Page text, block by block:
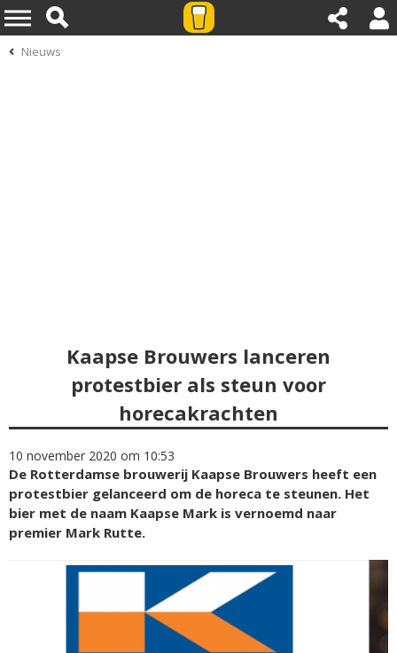
Nieuws
Kaapse Brouwers lanceren
protestbier als steun voor
horecakrachten
10 november 2020 om 10:53
De Rotterdamse brouwerij Kaapse Brouwers heeft een
protestbier gelanceerd om de horeca te steunen. Het
bier met de naam Kaapse Mark is vernoemd naar
premier Mark Rutte.